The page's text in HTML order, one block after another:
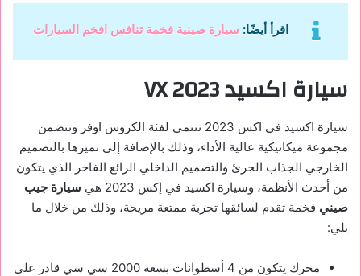
اقرأ أيضًا: ‏سيارة صينية فخمة تنافس ‏افخم السيارات
سيارة اكسيد VX 2023
سيارة اكسيد في اكس 2023 تنتمي لفئة الكروس اوفر وتتضمن
مجموعة ميكانيكية عالية الأداء، وذلك بالإضافة إلى تميزها بالتصميم
الخارجي الجذاب الجرئ والتصميم الداخلي الرائع الفاخر الذي يتكون
من أحدث الأنظمة، وسيارة اكسيد في إكس 2023 هي
سيارة جيب
صيني فخمة تقدم لسائقها تجربة ممتعة مريحة، وذلك من خلال ما
يلي:
محرك يتكون من 4 أسطوانات بسعة 2000 سي سي قادر على